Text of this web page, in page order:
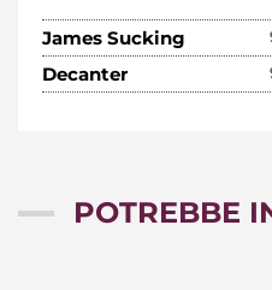
James Sucking
Decanter
POTREBBE